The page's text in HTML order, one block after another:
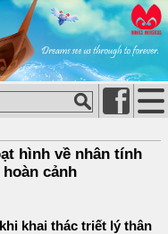
hình về nhân tính
cảnh
khai thác triết lý thân